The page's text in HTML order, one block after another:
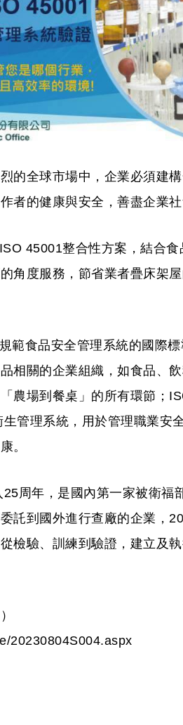
的全球市場中，企業必須建
者的健康與安全，善盡企業社
45001整合性方案，結合
角度服務，節省業者疊床架
範食品安全管理系統的國際
相關的企業組織，如食品、
農場到餐桌」的所有環節；
管理系統，用於管理職業安
。
周年，是國內第一家被衛福
託到國外進行查廠的企業，
檢驗、訓練到驗證，建立及
20230804S004.aspx